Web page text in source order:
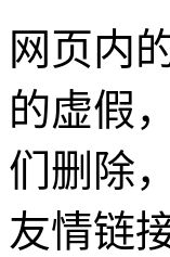
网页内
的虚假
们删除
友情链